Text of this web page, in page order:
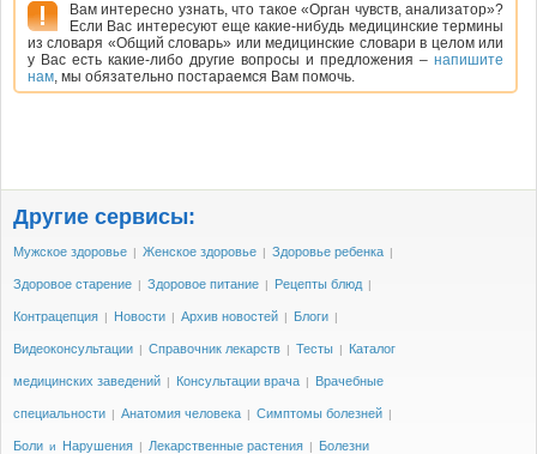
Вам интересно узнать, что такое «Орган чувств, анализатор»?
Если Вас интересуют еще какие-нибудь медицинские термины
из словаря «Общий словарь» или медицинские словари в целом или
у Вас есть какие-либо другие вопросы и предложения – напишите
нам, мы обязательно постараемся Вам помочь.
Другие сервисы:
Мужское здоровье | Женское здоровье | Здоровье ребенка |
Здоровое старение | Здоровое питание | Рецепты блюд |
Контрацепция | Новости | Архив новостей | Блоги |
Видеоконсультации | Справочник лекарств | Тесты | Каталог
медицинских заведений | Консультации врача | Врачебные
специальности | Анатомия человека | Симптомы болезней |
Боли и Нарушения | Лекарственные растения | Болезни